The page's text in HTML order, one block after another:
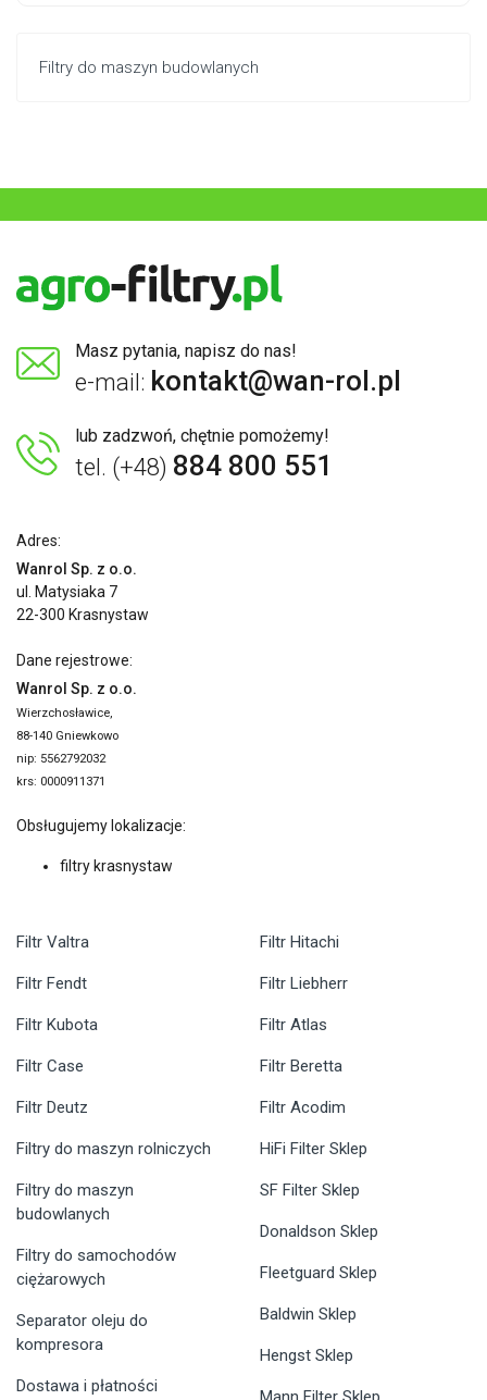
Filtry do maszyn budowlanych
Masz pytania, napisz do nas!
e-mail: kontakt@wan-rol.pl
lub zadzwoń, chętnie pomożemy!
tel. (+48) 884 800 551
Adres:
Wanrol Sp. z o.o.
ul. Matysiaka 7
22-300 Krasnystaw
Dane rejestrowe:
Wanrol Sp. z o.o.
Wierzchosławice,
88-140 Gniewkowo
nip: 5562792032
krs: 0000911371
Obsługujemy lokalizacje:
filtry krasnystaw
Filtr Valtra
Filtr Fendt
Filtr Kubota
Filtr Case
Filtr Deutz
Filtr Hitachi
Filtr Liebherr
Filtr Atlas
Filtr Beretta
Filtr Acodim
Filtry do maszyn rolniczych
Filtry do maszyn
budowlanych
Filtry do samochodów
ciężarowych
Separator oleju do
kompresora
Dostawa i płatności
HiFi Filter Sklep
SF Filter Sklep
Donaldson Sklep
Fleetguard Sklep
Baldwin Sklep
Hengst Sklep